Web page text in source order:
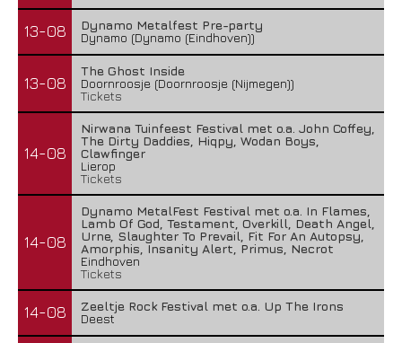
13-08
Dynamo Metalfest Pre-party
Dynamo (Dynamo (Eindhoven))
13-08
The Ghost Inside
Doornroosje (Doornroosje (Nijmegen))
Tickets
14-08
Nirwana Tuinfeest Festival met o.a. John Coffey,
The Dirty Daddies, Hiqpy, Wodan Boys,
Clawfinger
Lierop
Tickets
14-08
Dynamo MetalFest Festival met o.a. In Flames,
Lamb Of God, Testament, Overkill, Death Angel,
Urne, Slaughter To Prevail, Fit For An Autopsy,
Amorphis, Insanity Alert, Primus, Necrot
Eindhoven
Tickets
14-08
Zeeltje Rock Festival met o.a. Up The Irons
Deest